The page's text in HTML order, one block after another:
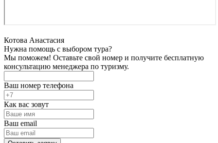
Котова Анастасия
Нужна помощь с выбором тура?
Мы поможем! Оставьте свой номер и получите бесплатную
консультацию менеджера по туризму.
Ваш номер телефона
Как вас зовут
Ваш email